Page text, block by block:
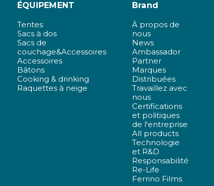
ÉQUIPEMENT
Tentes
Sacs à dos
Sacs de
couchage&Accessoires
Accessoires
Bâtons
Cooking & drinking
Raquettes à neige
Brand
À propos de
nous
News
Ambassador
Partner
Marques
Distribuées
Travaillez avec
nous
Certifications
et politiques
de l'entreprise
All products
Technologie
et R&D
Responsabilité
Re-Life
Ferrino Films